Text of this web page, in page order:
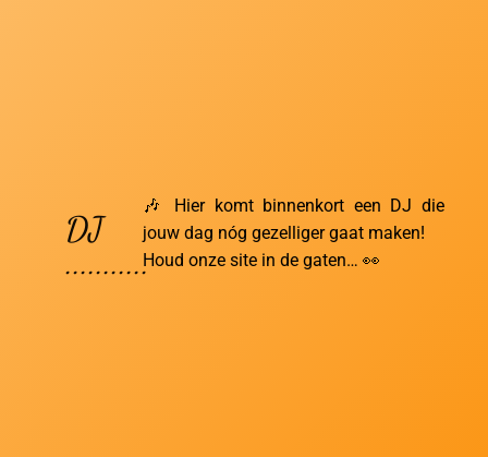
DJ
...........
🎶 Hier komt binnenkort een DJ die
jouw dag nóg gezelliger gaat maken!
Houd onze site in de gaten… 👀